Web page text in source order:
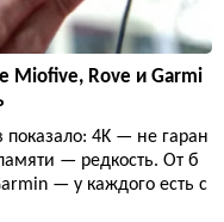
Miofive, Rove и Garmi
показало: 4K — не гаран
— редкость. От б
— у каждого есть с